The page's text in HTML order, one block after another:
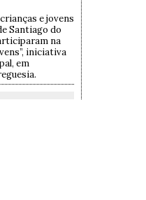
e jovens
Santiago do
na
iniciativa
em